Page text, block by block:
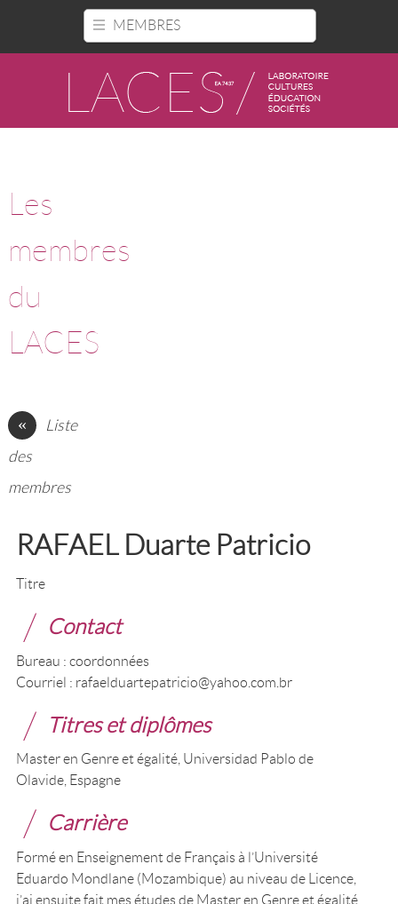
Panneau de gestion des cookies
MEMBRES
Les
membres
du
LACES
«
Liste
des
membres
RAFAEL Duarte Patricio
Titre
Contact
Bureau : coordonnées
Courriel : rafaelduartepatricio@yahoo.com.br
Titres et diplômes
Master en Genre et égalité, Universidad Pablo de
Olavide, Espagne
Carrière
Formé en Enseignement de Français à l’Université
Eduardo Mondlane (Mozambique) au niveau de Licence,
j’ai ensuite fait mes études de Master en Genre et égalité